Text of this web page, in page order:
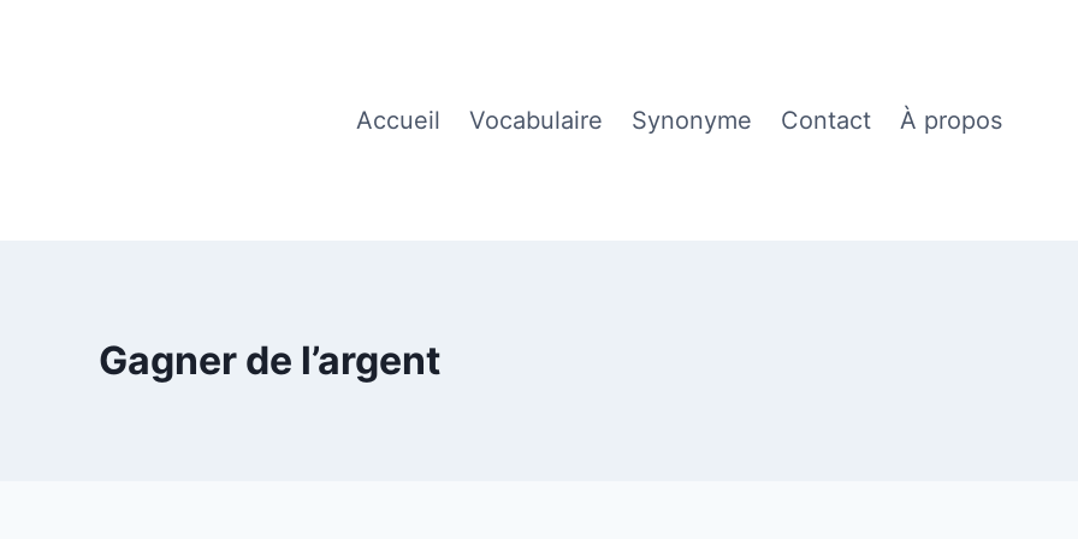
Accueil Vocabulaire Synonyme Contact À propos
Gagner de l’argent